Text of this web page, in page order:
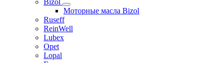
Bizol
Моторные масла Bizol
Ruseff
ReinWell
Lubex
Opet
Lopal